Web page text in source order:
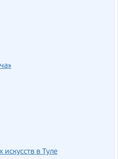
искусств в Туле